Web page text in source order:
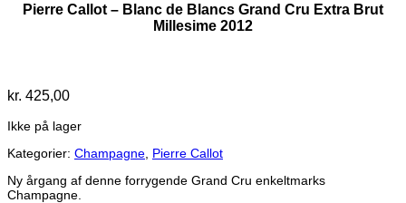
Pierre Callot – Blanc de Blancs Grand Cru Extra Brut
Millesime 2012
kr. 425,00
Ikke på lager
Kategorier: Champagne Pierre Callot
Ny årgang af denne forrygende Grand Cru enkeltmarks
Champagne.